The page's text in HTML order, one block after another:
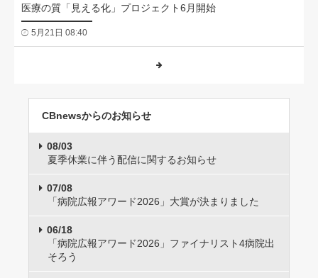
医療の質「見える化」プロジェクト6月開始
5月21日 08:40
CBnewsからのお知らせ
08/03
夏季休業に伴う配信に関するお知らせ
07/08
「病院広報アワード2026」大賞が決まりました
06/18
「病院広報アワード2026」ファイナリスト4病院出
そろう